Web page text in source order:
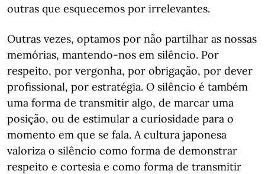
outras que esquecemos por irrelevantes.
Outras vezes, optamos por não partilhar as nossas
memórias, mantendo-nos em silêncio. Por
respeito, por vergonha, por obrigação, por dever
profissional, por estratégia. O silêncio é também
uma forma de transmitir algo, de marcar uma
posição, ou de estimular a curiosidade para o
momento em que se fala. A cultura japonesa
valoriza o silêncio como forma de demonstrar
respeito e cortesia e como forma de transmitir